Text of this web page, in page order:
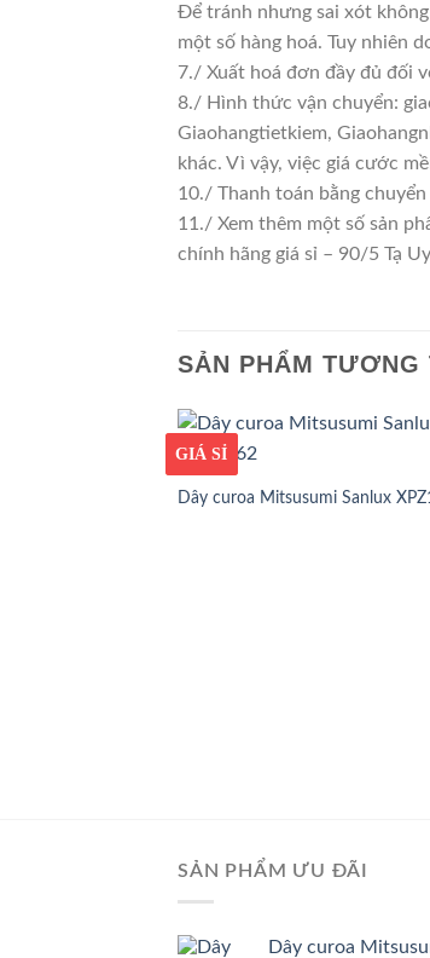
Để tránh nhưng sai xót
một số hàng hoá. Tuy nhiên
7./ Xuất hoá đơn đầy đủ đối
8./ Hình thức vận chuyển:
Giaohangtietkiem,
khác. Vì vậy, việc giá cước
10./ Thanh toán bằng
11./ Xem thêm một số sản
chính hãng giá sỉ – 90/5 Tạ
SẢN PHẨM TƯƠNG
GIÁ TỐT
GIÁ SỈ
Dây curoa Mitsusumi Sanlux
SẢN PHẨM ƯU ĐÃI
Dây curoa